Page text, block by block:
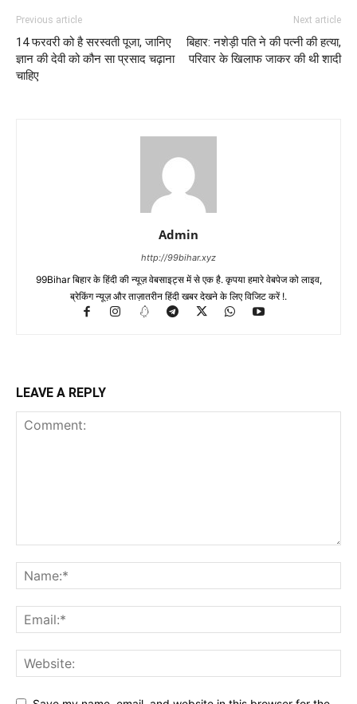
Previous article
14 फरवरी को है सरस्वती पूजा, जानिए
ज्ञान की देवी को कौन सा प्रसाद चढ़ाना
चाहिए
Next article
बिहार: नशेड़ी पति ने की पत्नी की हत्या,
परिवार के खिलाफ जाकर की थी शादी
Admin
http://99bihar.xyz
99Bihar बिहार के हिंदी की न्यूज़ वेबसाइट्स में से एक है. कृपया हमारे वेबपेज को लाइव,
ब्रेकिंग न्यूज़ और ताज़ातरीन हिंदी खबर देखने के लिए विजिट करें !.
LEAVE A REPLY